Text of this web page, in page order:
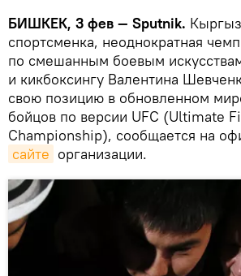
БИШКЕК, 3 фев — Sputnik.
спортсменка, неоднократная
по смешанным боевым
и кикбоксингу Валентина
свою позицию в обновленном
бойцов по версии UFC (Ultimate
Championship), сообщается на
сайте организации.